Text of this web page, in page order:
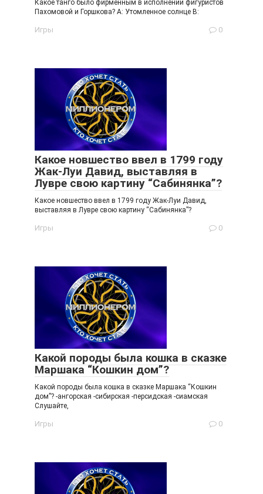
Какое танго было фирменным в исполнении фигуристов
Пахомовой и Горшкова? A: Утомленное солнце B:
Игры 0
Какое новшество ввел в 1799 году
Жак-Луи Давид, выставляя в
Лувре свою картину “Сабинянка”?
Какое новшество ввел в 1799 году Жак-Луи Давид,
выставляя в Лувре свою картину “Сабинянка”?
Игры 0
Какой породы была кошка в сказке
Маршака “Кошкин дом”?
Какой породы была кошка в сказке Маршака “Кошкин
дом”? -ангорская -сибирская -персидская -сиамская
Слушайте,
Игры 0